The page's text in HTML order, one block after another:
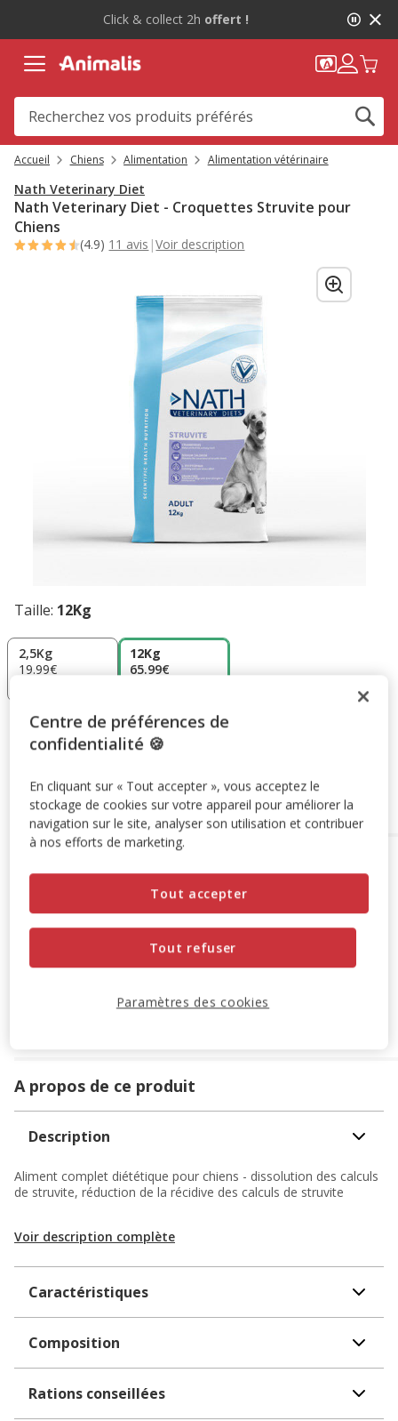
2,
message,
sur votre première commande* avec Animalis+ |
WELCOME10
Accueil Chiens Alimentation Alimentation vétérinaire
Nath Veterinary Diet
Nath Veterinary Diet - Croquettes Struvite pour
Chiens
(4.9) 11 avis |Voir description
Taille: 12Kg
2,5Kg
19.99€
12Kg
65.99€
Prix 65.99€, 5.49 EUR par kg
65.99€ (5.49€ / kg)
Ajouter au panier
Retrait en magasin
Voir la disponibilité en magasin
OFFERT
Livraison dans 72h offert dès 69€ d'achat
A propos de ce produit
Description
Aliment complet diététique pour chiens - dissolution des calculs
de struvite, réduction de la récidive des calculs de struvite
Voir description complète
Caractéristiques
Composition
Rations conseillées
Centre de préférences de
confidentialité 🍪
En cliquant sur « Tout accepter », vous acceptez le
stockage de cookies sur votre appareil pour améliorer la
navigation sur le site, analyser son utilisation et contribuer
à nos efforts de marketing.
Tout refuser
Tout accepter
Paramètres des cookies